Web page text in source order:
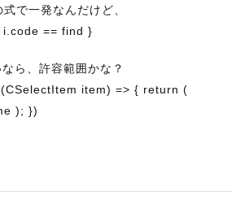
で一発なんだけど、
== find }
ら、許容範囲かな？
item) => { return (
); })